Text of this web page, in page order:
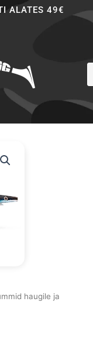
ALATES 49€
haugile ja